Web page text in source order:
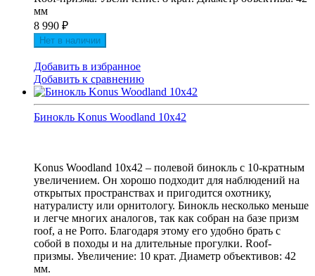
мм
8 990 ₽
Нет в наличии
Добавить в избранное
Добавить к сравнению
Бинокль Konus Woodland 10x42
Konus Woodland 10x42 – полевой бинокль с 10-кратным
увеличением. Он хорошо подходит для наблюдений на
открытых пространствах и пригодится охотнику,
натуралисту или орнитологу. Бинокль несколько меньше
и легче многих аналогов, так как собран на базе призм
roof, а не Porro. Благодаря этому его удобно брать с
собой в походы и на длительные прогулки. Roof-
призмы. Увеличение: 10 крат. Диаметр объективов: 42
мм.